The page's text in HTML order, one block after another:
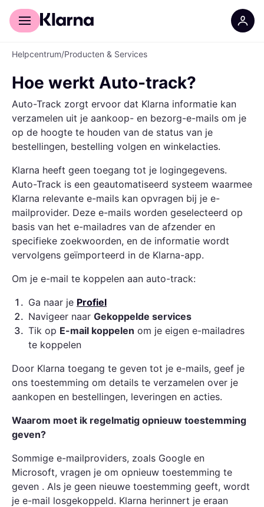
Voor shoppers
Helpcentrum/Producten & Services
Hoe werkt Auto-track?
Auto-Track zorgt ervoor dat Klarna informatie kan
verzamelen uit je aankoop- en bezorg-e-mails om je
op de hoogte te houden van de status van je
bestellingen, bestelling volgen en winkelacties.
Klarna heeft geen toegang tot je logingegevens.
Auto-Track is een geautomatiseerd systeem waarmee
Klarna relevante e-mails kan opvragen bij je e-
mailprovider. Deze e-mails worden geselecteerd op
basis van het e-mailadres van de afzender en
specifieke zoekwoorden, en de informatie wordt
vervolgens geïmporteerd in de Klarna-app.
Om je e-mail te koppelen aan auto-track:
1 . Ga naar je Profiel
2. Navigeer naar Gekoppelde services
3. Tik op E-mail koppelen om je eigen e-mailadres
te koppelen
Door Klarna toegang te geven tot je e-mails, geef je
ons toestemming om details te verzamelen over je
aankopen en bestellingen, leveringen en acties.
Waarom moet ik regelmatig opnieuw toestemming
geven?
Sommige e-mailproviders, zoals Google en
Microsoft, vragen je om opnieuw toestemming te
geven . Als je geen nieuwe toestemming geeft, wordt
je e-mail losgekoppeld. Klarna herinnert je eraan